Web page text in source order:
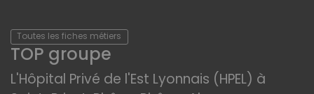
Toutes les fiches métiers
TOP groupe
L'Hôpital Privé de l'Est Lyonnais (HPEL) à